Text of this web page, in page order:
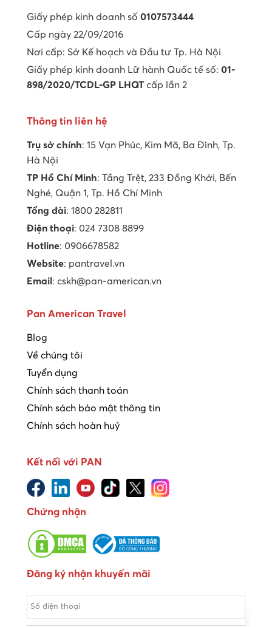
Giấy phép kinh doanh số 0107573444
Cấp ngày 22/09/2016
Nơi cấp: Sở Kế hoạch và Đầu tư Tp. Hà Nội
Giấy phép kinh doanh Lữ hành Quốc tế số: 01-
898/2020/TCDL-GP LHQT cấp lần 2
Thông tin liên hệ
Trụ sở chính: 15 Vạn Phúc, Kim Mã, Ba Đình, Tp.
Hà Nội
TP Hồ Chí Minh: Tầng Trệt, 233 Đồng Khởi, Bến
Nghé, Quận 1, Tp. Hồ Chí Minh
Tổng đài: 1800 282811
Điện thoại: 024 7308 8899
Hotline: 0906678582
Website: pantravel.vn
Email : cskh@pan-american.vn
Pan American Travel
Blog
Về chúng tôi
Tuyển dụng
Chính sách thanh toán
Chính sách bảo mật thông tin
Chính sách hoàn huỷ
Kết nối với PAN
Chứng nhận
Đăng ký nhận khuyến mãi